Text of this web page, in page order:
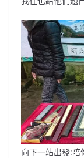
向下一站出發:陪